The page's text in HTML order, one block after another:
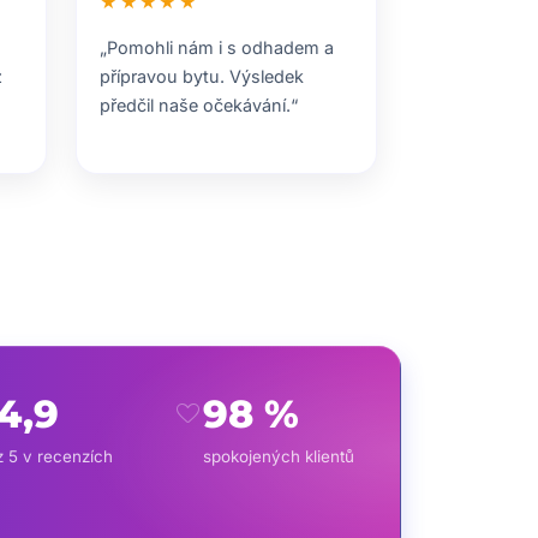
„Pomohli nám i s odhadem a
přípravou bytu. Výsledek
předčil naše očekávání.“
5 v recenzích
favorite98 %
spokojených klientů